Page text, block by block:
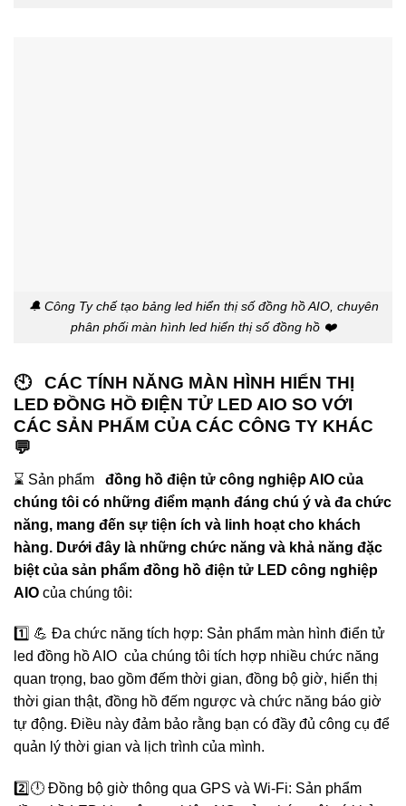
🔔 Công Ty chế tạo bảng led hiển thị số đồng hồ AIO, chuyên
phân phối màn hình led hiển thị số đồng hồ ❤️
🕙 CÁC TÍNH NĂNG MÀN HÌNH HIỂN THỊ
LED ĐỒNG HỒ ĐIỆN TỬ LED AIO SO VỚI
CÁC SẢN PHẨM CỦA CÁC CÔNG TY KHÁC
💬
⌛️ Sản phẩm đồng hồ điện tử công nghiệp AIO của
chúng tôi có những điểm mạnh đáng chú ý và đa chức
năng, mang đến sự tiện ích và linh hoạt cho khách
hàng. Dưới đây là những chức năng và khả năng đặc
biệt của sản phẩm đồng hồ điện tử LED công nghiệp
AIO của chúng tôi:
1️⃣ 💪 Đa chức năng tích hợp: Sản phẩm màn hình điển tử
led đồng hồ AIO của chúng tôi tích hợp nhiều chức năng
quan trọng, bao gồm đếm thời gian, đồng bộ giờ, hiển thị
thời gian thật, đồng hồ đếm ngược và chức năng báo giờ
tự động. Điều này đảm bảo rằng bạn có đầy đủ công cụ để
quản lý thời gian và lịch trình của mình.
2️⃣🕛 Đồng bộ giờ thông qua GPS và Wi-Fi: Sản phẩm